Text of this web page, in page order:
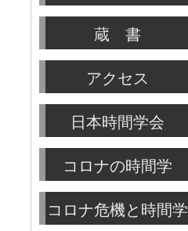
蔵 書
アクセス
日本時間学会
コロナの時間学
コロナ危機と時間学